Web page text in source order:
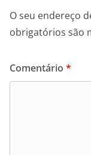
O seu endereço
obrigatórios são
Comentário *